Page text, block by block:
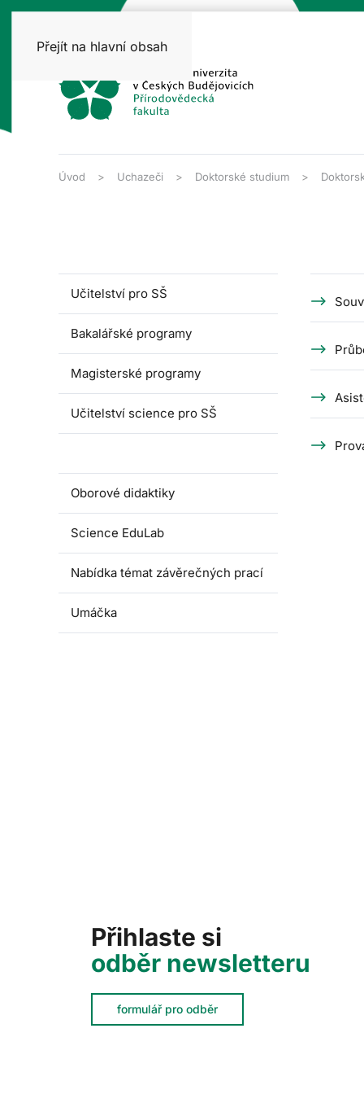
Přejít na hlavní obsah
Úvod Uchazeči Doktorské studium
Učitelství pro SŠ
Bakalářské programy
Magisterské programy
Učitelství science pro SŠ
Oborové didaktiky
Science EduLab
Nabídka témat závěrečných prací
Umáčka
Přihlaste si
odběr newsletteru
formulář pro odběr